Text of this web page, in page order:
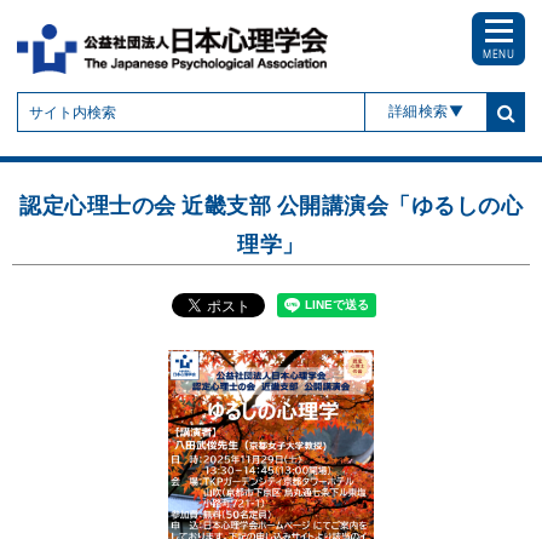
詳細検索
MENU
認定心理士の会 近畿支部 公開講演会「ゆるしの心
理学」